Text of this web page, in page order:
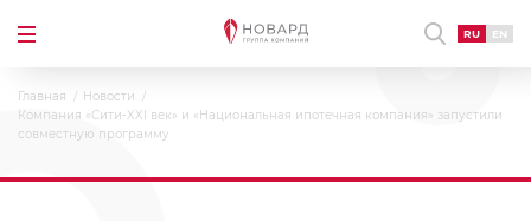
RU EN
Главная
Новости
Компания «Сити-XXI век» и «Национальная ипотечная компания» запустили
совместную программу